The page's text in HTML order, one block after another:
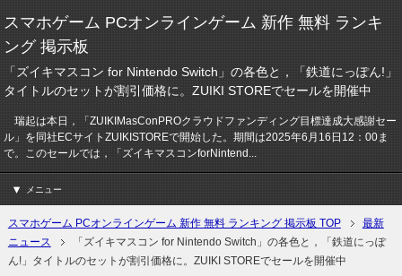
スマホゲーム PCオンラインゲーム 新作 無料 ランキ
ング 掲示板
「ズイキマスコン for Nintendo Switch」の各色と，「鉄道にっぽん!」
タイトルのセットが割引価格に。ZUIKI STOREでセールを開催中
瑞起は本日，「ZUIKIMasConPROクラウドファンディング目標達成大感謝セー
ル」を同社ECサイトZUIKISTOREで開始した。期間は2025年6月16日12：00ま
で。このセールでは，「ズイキマスコンforNintend...
メニュー
スマホゲーム PCオンラインゲーム 新作 無料 ランキング 掲示板 TOP
最新
ニュース
「ズイキマスコン for Nintendo Switch」の各色と，「鉄道にっぽ
ん!」タイトルのセットが割引価格に。ZUIKI STOREでセールを開催中